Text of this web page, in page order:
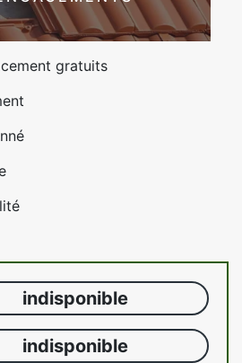
gratuits
indisponible
indisponible